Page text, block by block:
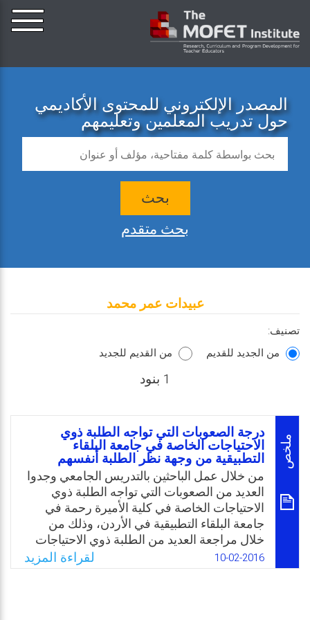
المصدر الإلكتروني للمحتوى الأكاديمي
حول تدريب المعلمين وتعليمهم
بحث
بحث متقدم
عبيدات عمر محمد
تصنيف:
من الجديد للقديم
من القديم للجديد
1 بنود
ملخص
درجة الصعوبات التي تواجه الطلبة ذوي
الاحتياجات الخاصة في جامعة البلقاء
التطبيقية من وجهة نظر الطلبة أنفسهم
من خلال عمل الباحثين بالتدريس الجامعي وجدوا
العديد من الصعوبات التي تواجه الطلبة ذوي
الاحتياجات الخاصة في كلية الأميرة رحمة في
جامعة البلقاء التطبيقية في الأردن، وذلك من
خلال مراجعة العديد من الطلبة ذوي الاحتياجات
الخاصة للهيئة التدريسية والإدارية من أجل
الحصول على الدعم المادي والمعنوي. ونتيجة
10-02-2016 لقراءة المزيد